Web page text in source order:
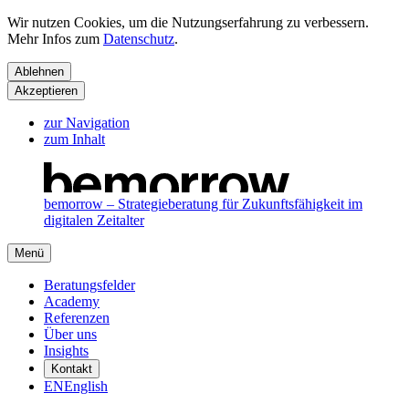
Wir nutzen Cookies, um die Nutzungserfahrung zu verbessern.
Mehr Infos zum Datenschutz.
Ablehnen
Akzeptieren
zur Navigation
zum Inhalt
bemorrow – Strategieberatung für Zukunftsfähigkeit im
digitalen Zeitalter
Menü
Beratungsfelder
Academy
Referenzen
Über uns
Insights
Kontakt
ENEnglish